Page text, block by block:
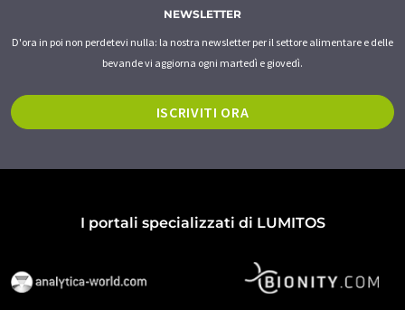
NEWSLETTER
D'ora in poi non perdetevi nulla: la nostra newsletter per il settore alimentare e delle
bevande vi aggiorna ogni martedì e giovedì.
ISCRIVITI ORA
I portali specializzati di LUMITOS